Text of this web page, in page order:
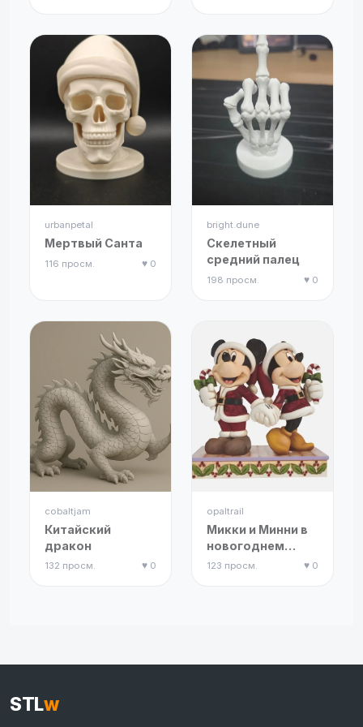
urbanpetal
Мертвый Санта
116 просм. ♥ 0
bright.dune
Скелетный
средний палец
198 просм. ♥ 0
cobaltjam
Китайский
дракон
132 просм. ♥ 0
opaltrail
Микки и Минни в
новогоднем
стиле
123 просм. ♥ 0
STLw